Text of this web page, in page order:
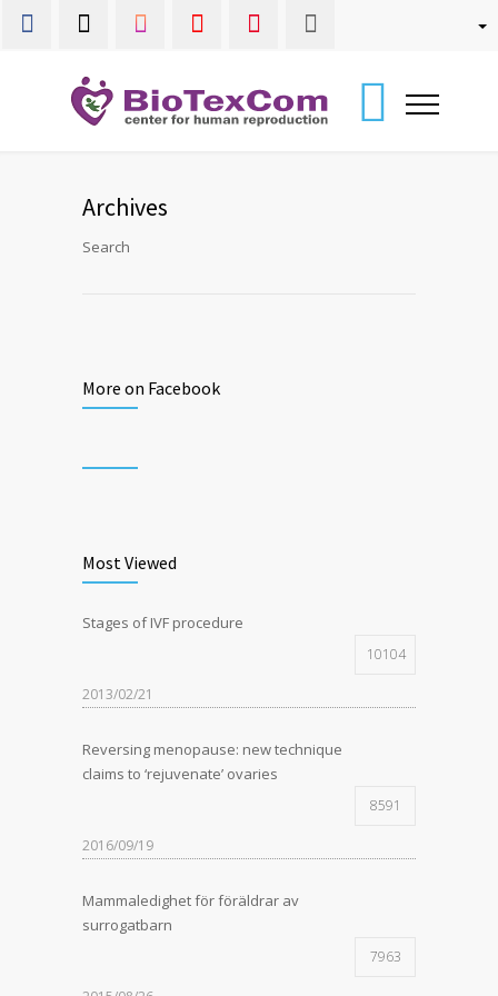
Archives
Search
More on Facebook
Most Viewed
Stages of IVF procedure
10104
2013/02/21
Reversing menopause: new technique
claims to ‘rejuvenate’ ovaries
8591
2016/09/19
Mammaledighet för föräldrar av
surrogatbarn
7963